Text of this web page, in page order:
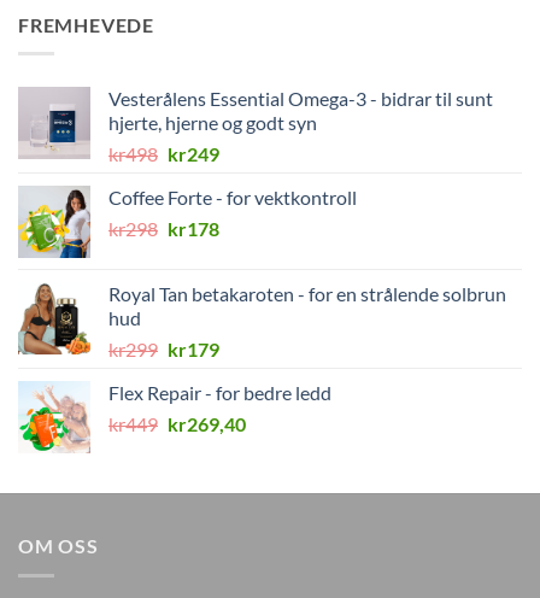
FREMHEVEDE
Vesterålens Essential Omega-3 - bidrar til sunt
hjerte, hjerne og godt syn
kr498 Opprinnelig
var:
kr498.
kr249Nåværende
er:
kr249.
Coffee Forte - for vektkontroll
kr298 Opprinnelig
kr298.
kr178Nåværende
kr178.
Royal Tan betakaroten - for en strålende solbrun
hud
kr299 Opprinnelig
var:
kr299.
kr179Nåværende
er:
kr179.
Flex Repair - for bedre ledd
kr449 Opprinnelig
kr449.
kr269,40Nåværende
kr269,40.
OM OSS